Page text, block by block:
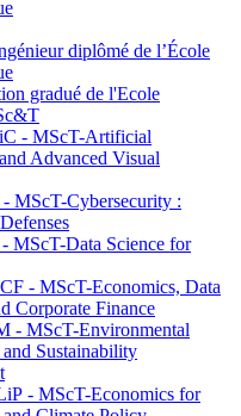
diplômé de l’École
gradué de l'Ecole
- MScT-Artificial
Advanced Visual
MScT-Cybersecurity :
MScT-Data Science for
- MScT-Economics, Data
Corporate Finance
- MScT-Environmental
Sustainability
- MScT-Economics for